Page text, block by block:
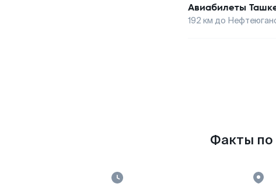
Авиабилеты
192 км до
Факты по